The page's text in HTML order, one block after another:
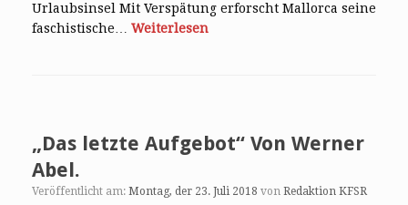
Urlaubsinsel Mit Verspätung erforscht Mallorca seine
faschistische… Weiterlesen
„Das letzte Aufgebot“ Von Werner
Abel.
Veröffentlicht am: Montag, der 23. Juli 2018 von Redaktion KFSR